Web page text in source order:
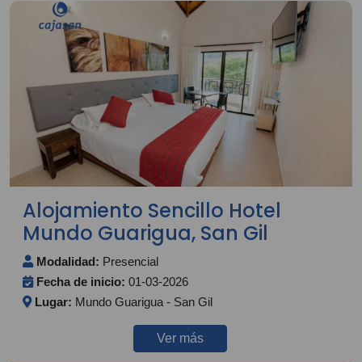
Alojamiento Sencillo Hotel
Mundo Guarigua, San Gil
Modalidad: Presencial
Fecha de inicio: 01-03-2026
Lugar: Mundo Guarigua - San Gil
Ver más